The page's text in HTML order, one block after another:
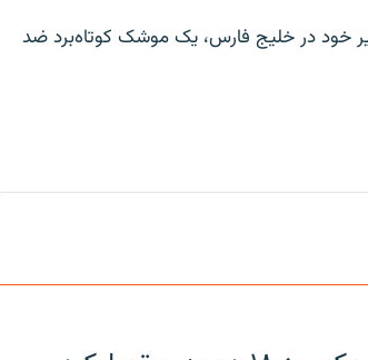
خود در خلیج فارس، یک موشک کوتاه‌برد ضد